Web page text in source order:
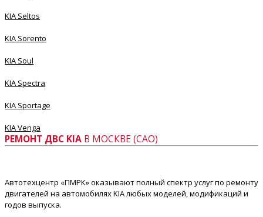
KIA Seltos
KIA Sorento
KIA Soul
KIA Spectra
KIA Sportage
KIA Venga
РЕМОНТ ДВС KIA В МОСКВЕ (САО)
Автотехцентр «ПМРК» оказывают полный спектр услуг по ремонту
двигателей на автомобилях KIA любых моделей, модификаций и
годов выпуска.